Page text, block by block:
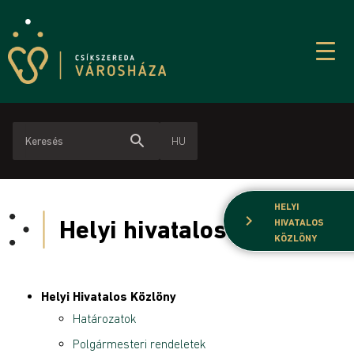
search HU
chevron_right
HELYI
HIVATALOS
KÖZLÖNY
Helyi hivatalos közlöny
Helyi Hivatalos Közlöny
Határozatok
Polgármesteri rendeletek